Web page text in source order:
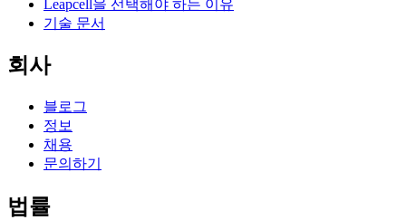
Leapcell을 선택해야 하는 이유
기술 문서
회사
블로그
정보
채용
문의하기
법률